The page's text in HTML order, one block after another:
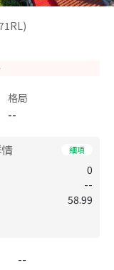
格局
--
細項
0
--
58.99
--